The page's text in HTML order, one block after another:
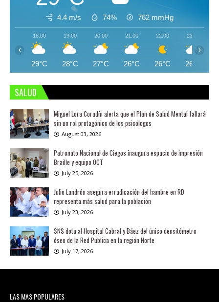
4.4 m/s 74% 762 mmHg
18:00
29°C
19:00
28°C
20:00
27°C
21:00
26°C
22:00
26°C
23:00
26°C
‹ ›
SALUD
Miguel Lora Coradín alerta que el Plan de Salud Mental fallará
sin un rol protagónico de los psicólogos
August 03, 2026
Patronato Nacional de Ciegos inaugura espacio de impresión
Braille y equipo OCT
July 25, 2026
Julio Landrón asegura erradicación del hambre en RD
representa más salud para la población
July 23, 2026
SNS dota al Hospital Cabral y Báez del único densitómetro
óseo de la Red Pública en la región Norte
July 17, 2026
LAS MAS POPULARES